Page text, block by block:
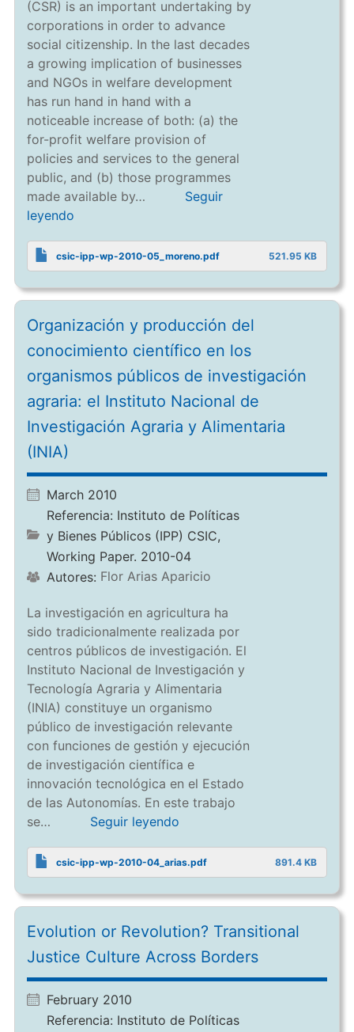
(CSR) is an important undertaking by
corporations in order to advance
social citizenship. In the last decades
a growing implication of businesses
and NGOs in welfare development
has run hand in hand with a
noticeable increase of both: (a) the
for-profit welfare provision of
policies and services to the general
public, and (b) those programmes
made available by…
Seguir
leyendo
csic-ipp-wp-2010-05_moreno.pdf 521.95 KB
Organización y producción del
conocimiento científico en los
organismos públicos de investigación
agraria: el Instituto Nacional de
Investigación Agraria y Alimentaria
(INIA)
March 2010
Referencia: Instituto de Políticas
y Bienes Públicos (IPP) CSIC,
Working Paper. 2010-04
Autores: Flor Arias Aparicio
La investigación en agricultura ha
sido tradicionalmente realizada por
centros públicos de investigación. El
Instituto Nacional de Investigación y
Tecnología Agraria y Alimentaria
(INIA) constituye un organismo
público de investigación relevante
con funciones de gestión y ejecución
de investigación científica e
innovación tecnológica en el Estado
de las Autonomías. En este trabajo
se…
Seguir leyendo
csic-ipp-wp-2010-04_arias.pdf 891.4 KB
Evolution or Revolution? Transitional
Justice Culture Across Borders
February 2010
Referencia: Instituto de Políticas